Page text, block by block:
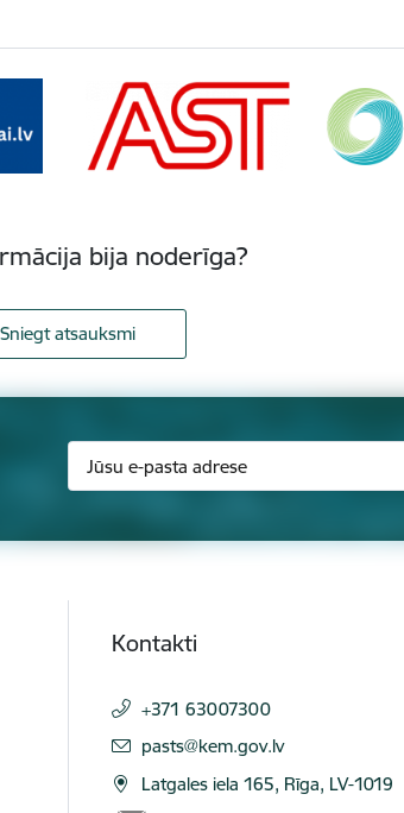
bija noderīga?
Sniegt atsauksmi
Kontakti
+371 63007300
E-pasts:
pasts@kem.gov.lv
Latgales iela 165, Rīga, LV-1019